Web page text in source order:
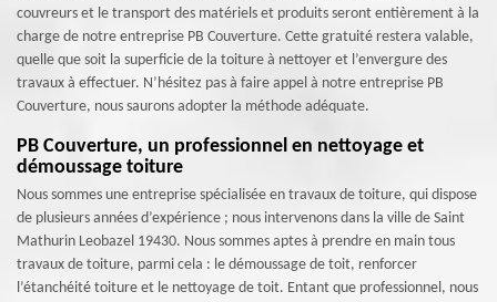
couvreurs et le transport des matériels et produits seront entièrement à la
charge de notre entreprise PB Couverture. Cette gratuité restera valable,
quelle que soit la superficie de la toiture à nettoyer et l’envergure des
travaux à effectuer. N’hésitez pas à faire appel à notre entreprise PB
Couverture, nous saurons adopter la méthode adéquate.
PB Couverture, un professionnel en nettoyage et
démoussage toiture
Nous sommes une entreprise spécialisée en travaux de toiture, qui dispose
de plusieurs années d’expérience ; nous intervenons dans la ville de Saint
Mathurin Leobazel 19430. Nous sommes aptes à prendre en main tous
travaux de toiture, parmi cela : le démoussage de toit, renforcer
l’étanchéité toiture et le nettoyage de toit. Entant que professionnel, nous